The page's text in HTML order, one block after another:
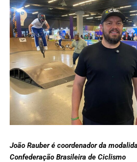
João Rauber é coordenador da
Confederação Brasileira de Ciclismo